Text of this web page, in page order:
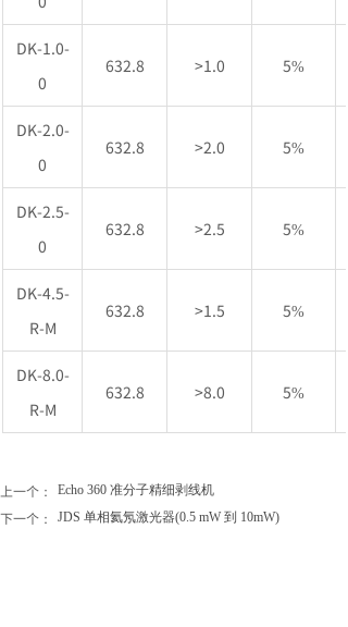
DK-1.0-
0
632.8 >1.0 5%
DK-2.0-
0
632.8 >2.0 5%
DK-2.5-
0
632.8 >2.5 5%
DK-4.5-
R-M
632.8 >1.5 5%
DK-8.0-
R-M
632.8 >8.0 5%
上一个： Echo 360 准分子精细剥线机
下一个： JDS 单相氦氖激光器(0.5 mW 到 10mW)